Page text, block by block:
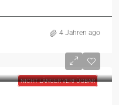
4 Jahren ago
NICHT LÄNGER VERFÜGBAR